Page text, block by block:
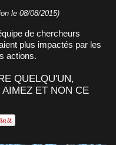
le 08/08/2015)
de chercheurs
plus impactés par les
actions.
QUELQU'UN,
ET NON CE